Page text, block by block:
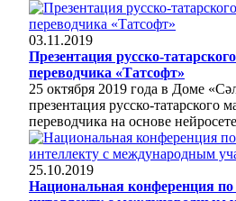
03.11.2019
Презентация русско-
переводчика «Татсофт»
25 октября 2019 года в Доме
презентация русско-татарского
переводчика на основе
25.10.2019
Национальная конференция по